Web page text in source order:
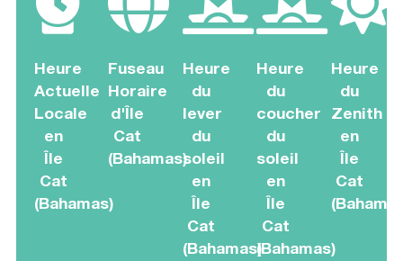
Heure
Actuelle
Locale
en
Île
Cat
(Bahamas)
Fuseau
Horaire
d'Île
Cat
(Bahamas)
Heure
du
lever
du
soleil
en
Île
Cat
(Bahamas)
Heure
du
coucher
du
soleil
en
Île
Cat
(Bahamas)
Heure
du
Zenith
en
Île
Cat